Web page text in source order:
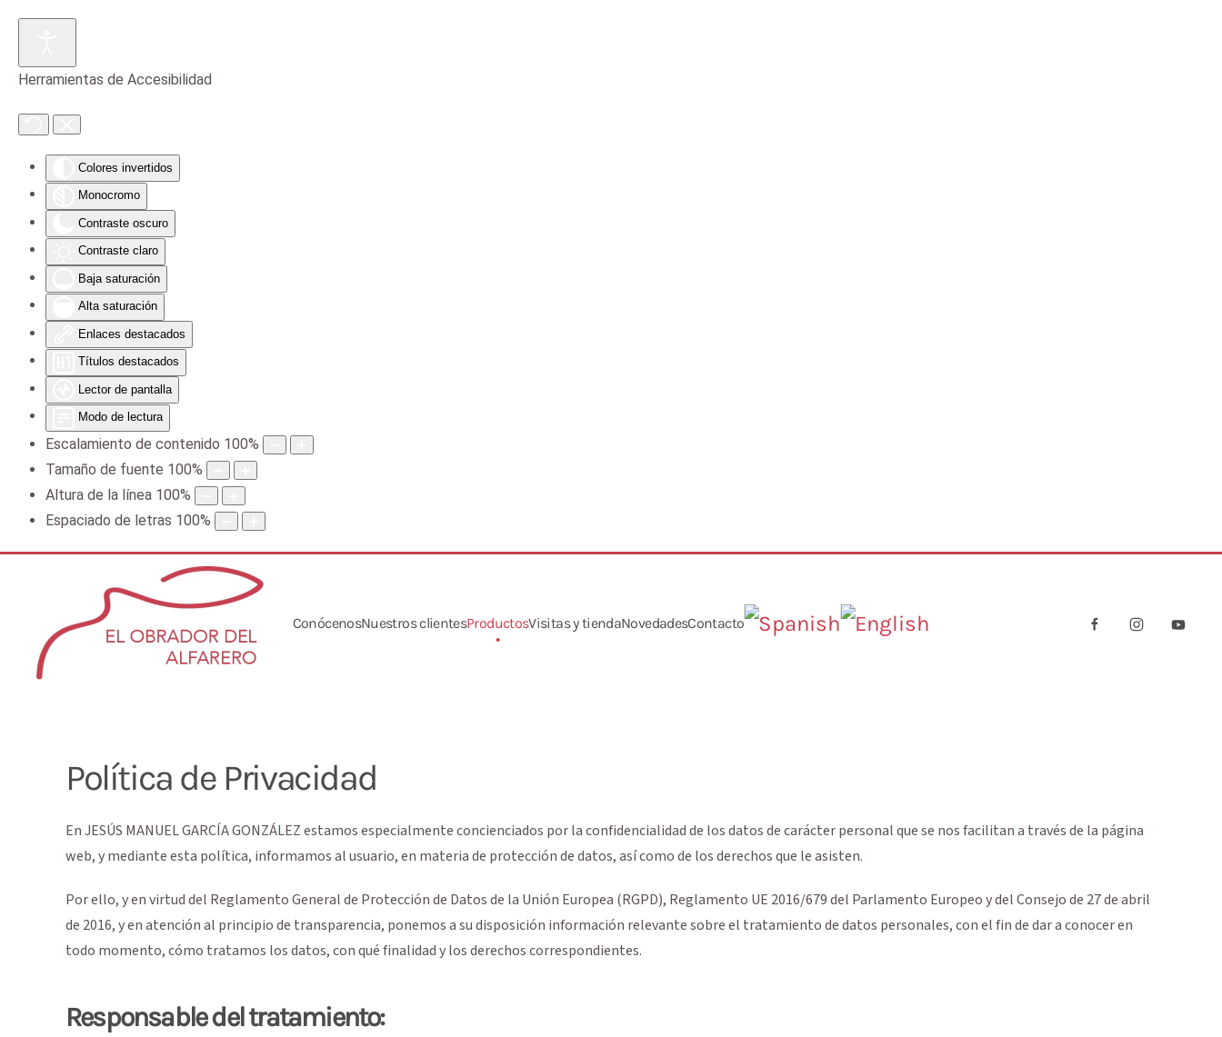
Herramientas de Accesibilidad
Colores invertidos
Monocromo
Contraste oscuro
Contraste claro
Baja saturación
Alta saturación
Enlaces destacados
Títulos destacados
Lector de pantalla
Modo de lectura
Escalamiento de contenido 100%
Tamaño de fuente 100%
Altura de la línea 100%
Espaciado de letras 100%
ConócenosNuestros clientesProductosVisitas y tiendaNovedadesContacto
Política de Privacidad
EnJESÚS MANUEL GARCÍA GONZÁLEZestamos especialmente concienciados por la confidencialidad de los datos de carácter personal que se nos facilitan a través de la página
web, y mediante esta política, informamos al usuario, en materia de protección de datos, así como de los derechos que le asisten.
Por ello, y en virtud del Reglamento General de Protección de Datos de la Unión Europea (RGPD), Reglamento UE 2016/679 del Parlamento Europeo y del Consejo de 27 de abril
de 2016, y en atención al principio de transparencia, ponemos a su disposición información relevante sobre el tratamiento de datos personales, con el fin de dar a conocer en
todo momento, cómo tratamos los datos, con qué finalidad y los derechos correspondientes.
Responsable del tratamiento: